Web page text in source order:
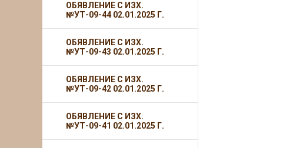
ОБЯВЛЕНИЕ С ИЗХ.
№УТ-09-44 02.01.2025 Г.
ОБЯВЛЕНИЕ С ИЗХ.
№УТ-09-43 02.01.2025 Г.
ОБЯВЛЕНИЕ С ИЗХ.
№УТ-09-42 02.01.2025 Г.
ОБЯВЛЕНИЕ С ИЗХ.
№УТ-09-41 02.01.2025 Г.